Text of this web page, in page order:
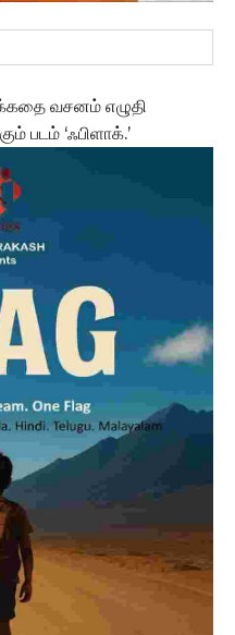
வசனம் எழுதி
படம் ‘ஃபிளாக்.’